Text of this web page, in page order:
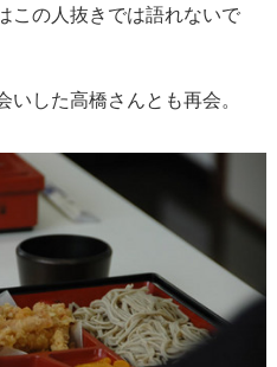
この人抜きでは語れないで
いした高橋さんとも再会。